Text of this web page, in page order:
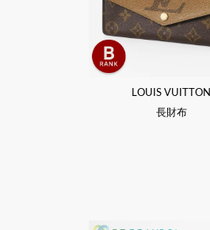
LOUIS VUITTON
長財布